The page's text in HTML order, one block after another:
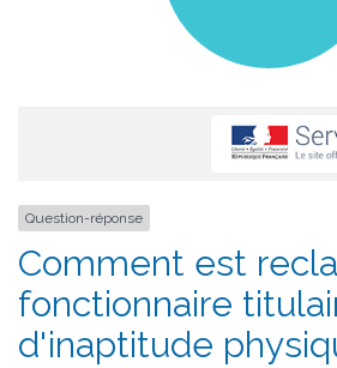
Question-réponse
Comment est
fonctionnaire
d'inaptitude